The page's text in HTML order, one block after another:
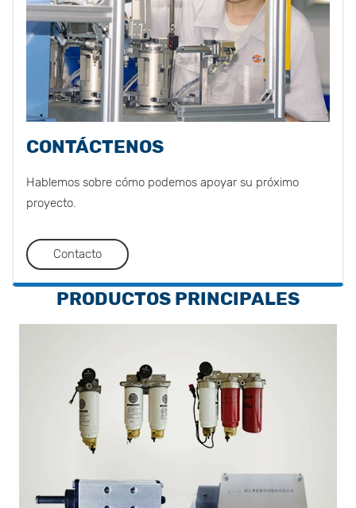
CONTÁCTENOS
Hablemos sobre cómo podemos apoyar su próximo
proyecto.
Contacto
PRODUCTOS PRINCIPALES